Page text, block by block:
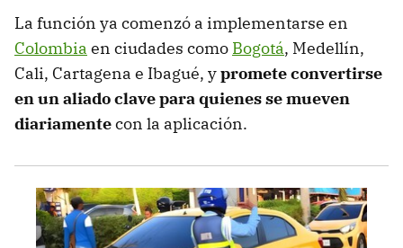
La función ya comenzó a implementarse en
Colombia en ciudades como Bogotá, Medellín,
Cali, Cartagena e Ibagué, ypromete convertirse
en un aliado clave para quienes se mueven
diariamentecon la aplicación.